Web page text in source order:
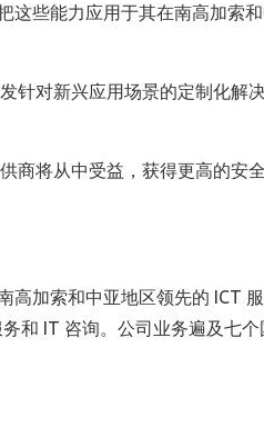
这些能力应用于其在南高加索
针对新兴应用场景的定制化解
商将从中受益，获得更高的安
高加索和中亚地区领先的 ICT
和 IT 咨询。公司业务遍及七